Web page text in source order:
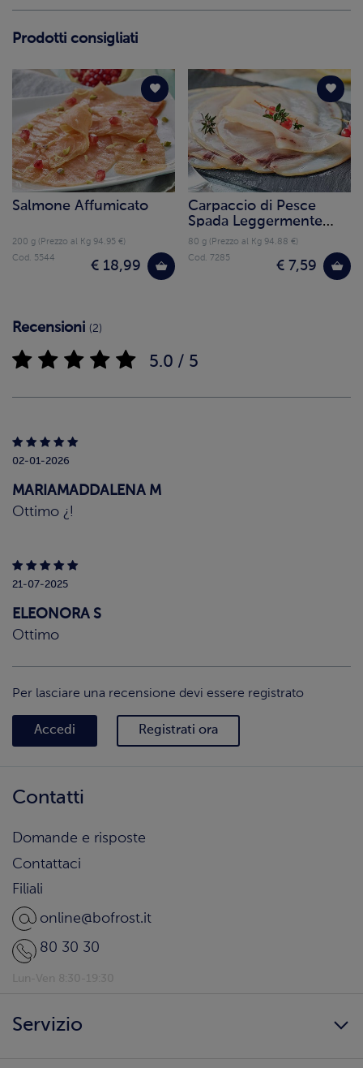
Prodotti consigliati
Salmone Affumicato
200 g (Prezzo al Kg 94.95 €)
€ 18,99
Cod. 5544
Carpaccio di Pesce
Spada Leggermente
Affumicato
80 g (Prezzo al Kg 94.88 €)
€ 7,59
Cod. 7285
Recensioni (2)
5.0 / 5
02-01-2026
MARIAMADDALENA M
Ottimo ¿!
21-07-2025
ELEONORA S
Ottimo
Per lasciare una recensione devi essere registrato
Accedi Registrati ora
Contatti
Domande e risposte
Contattaci
Filiali
online@bofrost.it
80 30 30
Servizio